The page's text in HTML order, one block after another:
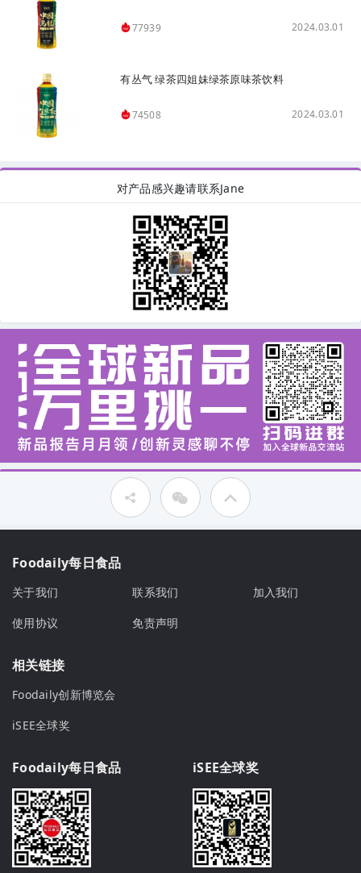
77939 2024.03.01
有丛气 绿茶四姐妹绿茶原味茶饮料
74508 2024.03.01
对产品感兴趣请联系Jane
Foodaily每日食品
关于我们 联系我们
加入我们
使用协议
免责声明
相关链接
Foodaily创新博览会
iSEE全球奖
Foodaily每日食品 iSEE全球奖